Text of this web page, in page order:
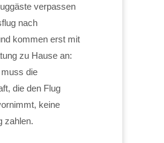
verpassen
nach
kommen erst mit
zu Hause an:
die
die den Flug
keine
zahlen.